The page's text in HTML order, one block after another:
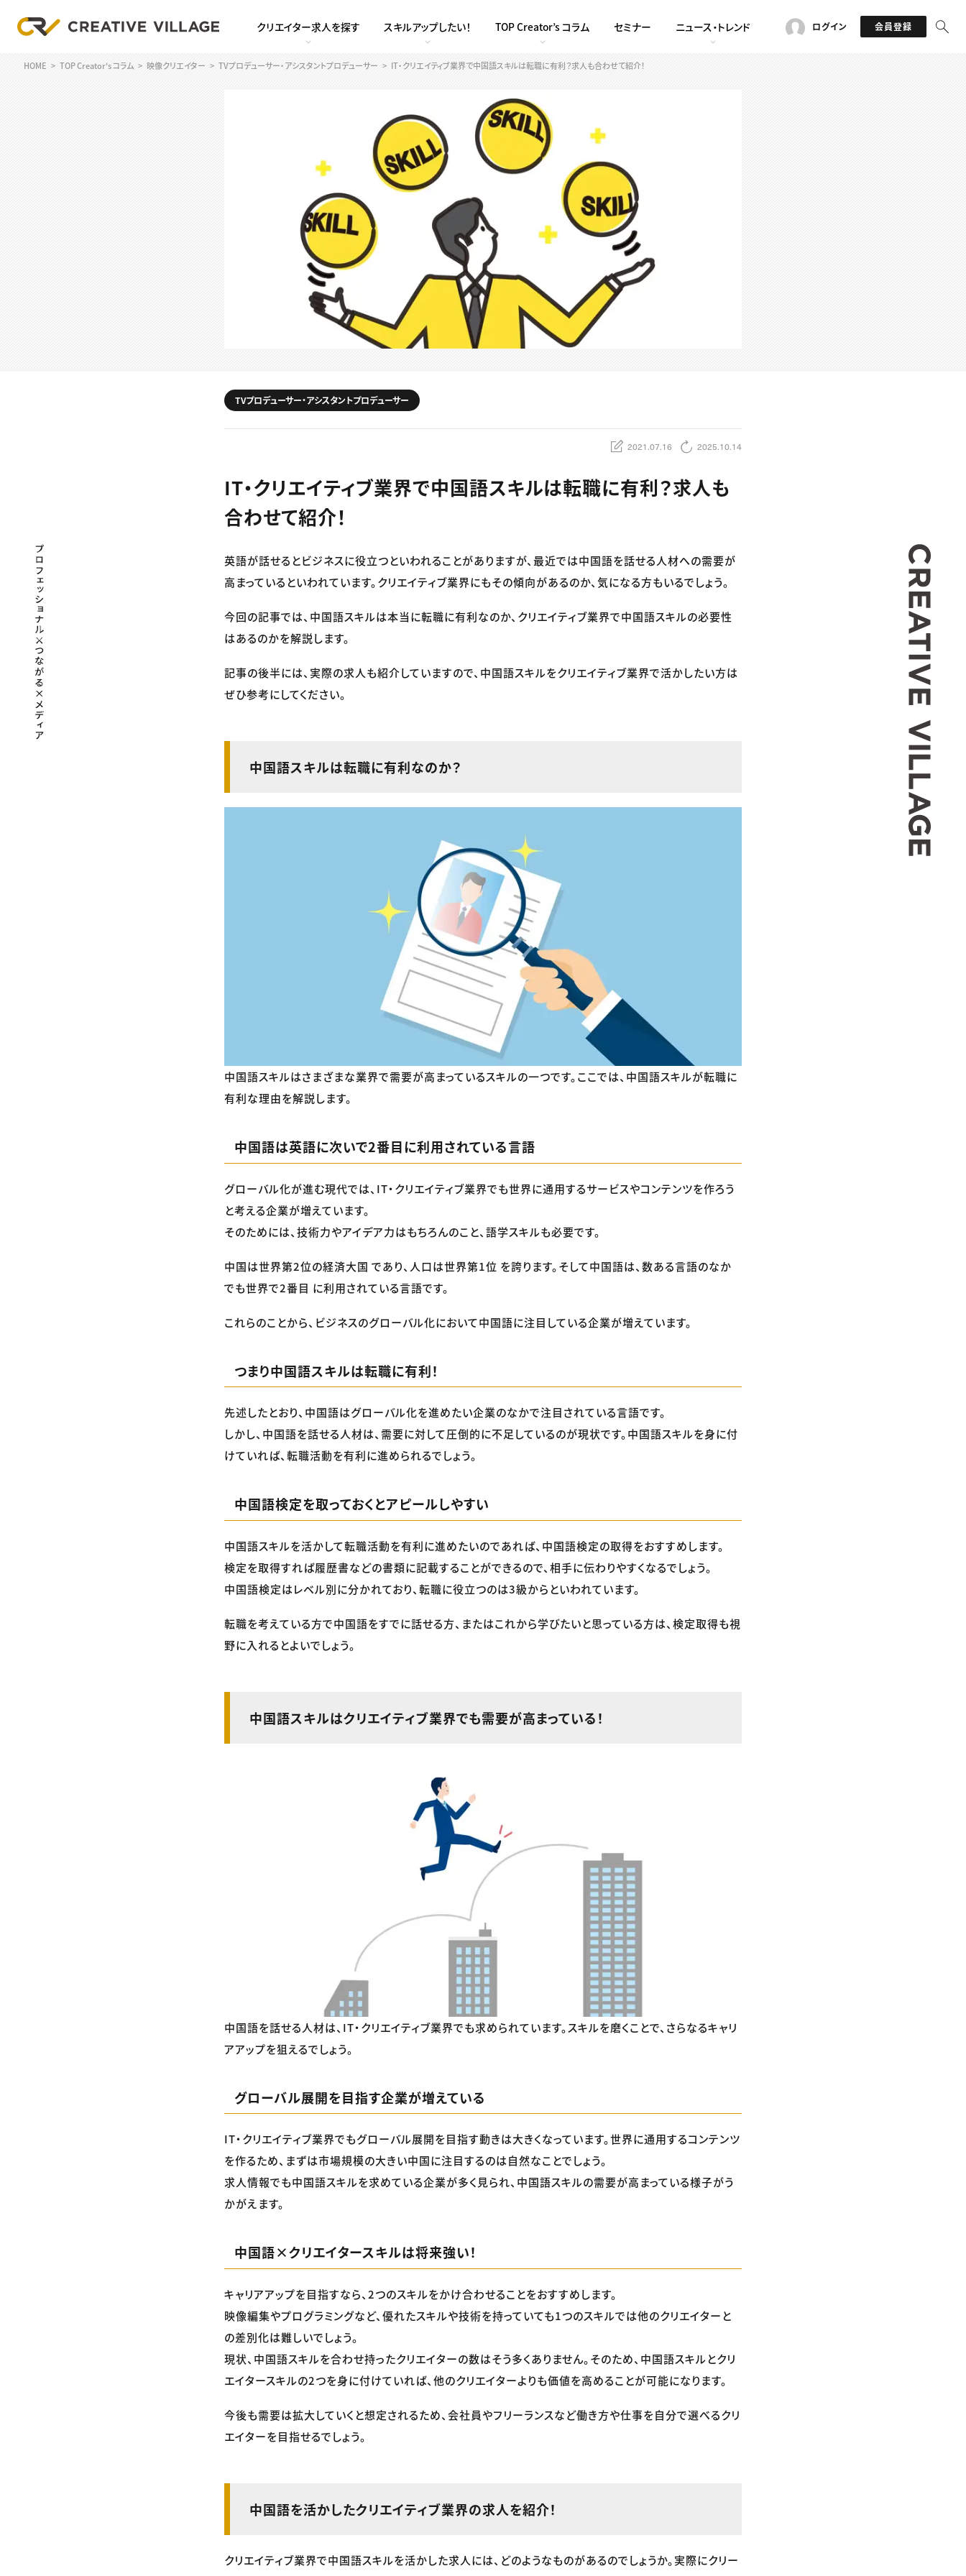
クリエイター求人を探す スキルアップしたい！ TOP Creator’s コラム セミナー ニュース・トレンド ログイン 会員登録
HOME TOP Creator's コラム 映像クリエイター TVプロデューサー・アシスタントプロデューサー IT・クリエイティブ業界で中国語スキルは転職に有利？求人も合わせて紹介！
TVプロデューサー・アシスタントプロデューサー
2021.07.16 2025.10.14
IT・クリエイティブ業界で中国語スキルは転職に有利？求人も
合わせて紹介！
英語が話せるとビジネスに役立つといわれることがありますが、最近では中国語を話せる人材への需要が
高まっているといわれています。クリエイティブ業界にもその傾向があるのか、気になる方もいるでしょう。
今回の記事では、中国語スキルは本当に転職に有利なのか、クリエイティブ業界で中国語スキルの必要性
はあるのかを解説します。
記事の後半には、実際の求人も紹介していますので、中国語スキルをクリエイティブ業界で活かしたい方は
ぜひ参考にしてください。
中国語スキルは転職に有利なのか？
中国語スキルはさまざまな業界で需要が高まっているスキルの一つです。ここでは、中国語スキルが転職に
有利な理由を解説します。
中国語は英語に次いで2番目に利用されている言語
グローバル化が進む現代では、IT・クリエイティブ業界でも世界に通用するサービスやコンテンツを作ろう
と考える企業が増えています。
そのためには、技術力やアイデア力はもちろんのこと、語学スキルも必要です。
中国は世界第2位の経済大国 であり、人口は世界第1位 を誇ります。そして中国語は、数ある言語のなか
でも世界で2番目 に利用されている言語です。
これらのことから、ビジネスのグローバル化において中国語に注目している企業が増えています。
つまり中国語スキルは転職に有利！
先述したとおり、中国語はグローバル化を進めたい企業のなかで注目されている言語です。
しかし、中国語を話せる人材は、需要に対して圧倒的に不足しているのが現状です。中国語スキルを身に付
けていれば、転職活動を有利に進められるでしょう。
中国語検定を取っておくとアピールしやすい
中国語スキルを活かして転職活動を有利に進めたいのであれば、中国語検定の取得をおすすめします。
検定を取得すれば履歴書などの書類に記載することができるので、相手に伝わりやすくなるでしょう。
中国語検定はレベル別に分かれており、転職に役立つのは3級からといわれています。
転職を考えている方で中国語をすでに話せる方、またはこれから学びたいと思っている方は、検定取得も視
野に入れるとよいでしょう。
中国語スキルはクリエイティブ業界でも需要が高まっている！
中国語を話せる人材は、IT・クリエイティブ業界でも求められています。スキルを磨くことで、さらなるキャリ
アアップを狙えるでしょう。
グローバル展開を目指す企業が増えている
IT・クリエイティブ業界でもグローバル展開を目指す動きは大きくなっています。世界に通用するコンテンツ
を作るため、まずは市場規模の大きい中国に注目するのは自然なことでしょう。
求人情報でも中国語スキルを求めている企業が多く見られ、中国語スキルの需要が高まっている様子がう
かがえます。
中国語×クリエイタースキルは将来強い！
キャリアアップを目指すなら、2つのスキルをかけ合わせることをおすすめします。
映像編集やプログラミングなど、優れたスキルや技術を持っていても1つのスキルでは他のクリエイターと
の差別化は難しいでしょう。
現状、中国語スキルを合わせ持ったクリエイターの数はそう多くありません。そのため、中国語スキルとクリ
エイタースキルの2つを身に付けていれば、他のクリエイターよりも価値を高めることが可能になります。
今後も需要は拡大していくと想定されるため、会社員やフリーランスなど働き方や仕事を自分で選べるクリ
エイターを目指せるでしょう。
中国語を活かしたクリエイティブ業界の求人を紹介！
クリエイティブ業界で中国語スキルを活かした求人には、どのようなものがあるのでしょうか。実際にクリー